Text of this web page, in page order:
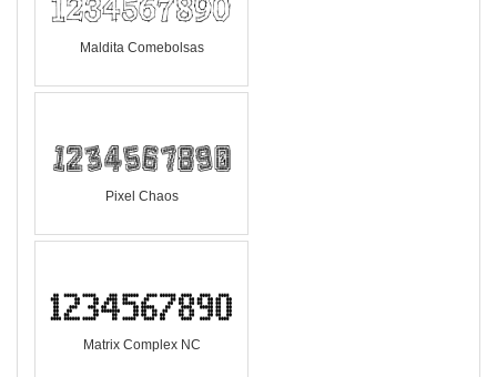
Maldita Comebolsas
Pixel Chaos
Matrix Complex NC